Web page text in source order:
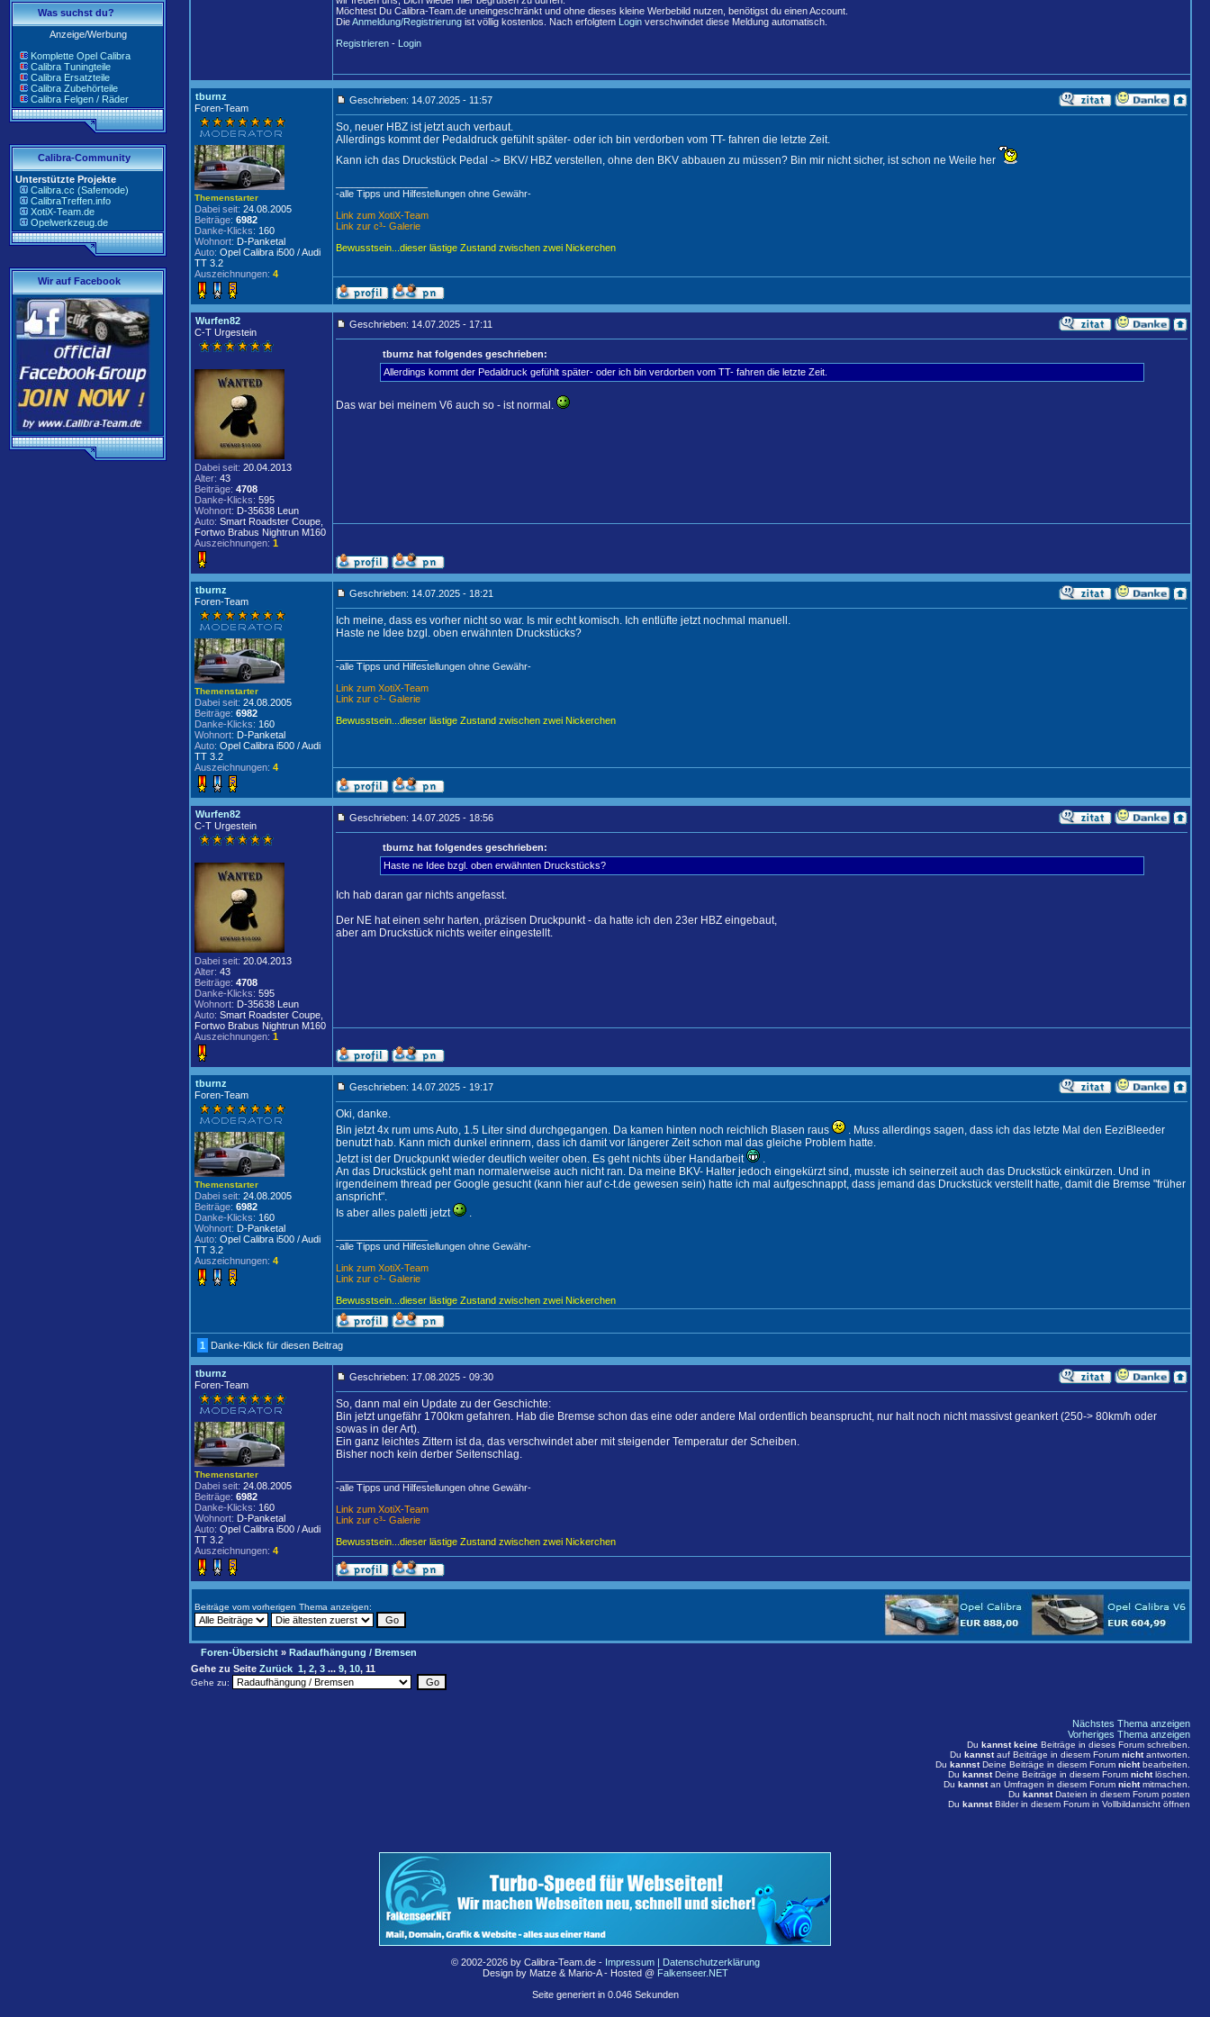
Was suchst du?
Anzeige/Werbung
Komplette Opel Calibra
Calibra Tuningteile
Calibra Ersatzteile
Calibra Zubehörteile
Calibra Felgen / Räder
Calibra-Community
Unterstützte Projekte
Calibra.cc (Safemode)
CalibraTreffen.info
XotiX-Team.de
Opelwerkzeug.de
Wir auf Facebook
Möchtest Du Calibra-Team.de uneingeschränkt und ohne dieses kleine Werbebild nutzen, benötigst du einen Account.
DieAnmeldung/Registrierung ist völlig kostenlos. Nach erfolgtem Login verschwindet diese Meldung automatisch.
Registrieren - Login
tburnz
Foren-Team
Themenstarter
Dabei seit: 24.08.2005
Beiträge: 6982
Danke-Klicks: 160
Wohnort: D-Panketal
Auto: Opel Calibra i500 / Audi
TT 3.2
Auszeichnungen: 4
Geschrieben: 14.07.2025 - 11:57
So, neuer HBZ ist jetzt auch verbaut.
Allerdings kommt der Pedaldruck gefühlt später- oder ich bin verdorben vom TT- fahren die letzte Zeit.
Kann ich das Druckstück Pedal -> BKV/ HBZ verstellen, ohne den BKV abbauen zu müssen? Bin mir nicht sicher, ist schon ne Weile her
-alle Tipps und Hilfestellungen ohne Gewähr-
Link zum XotiX-Team
Link zur c³- Galerie
Bewusstsein...dieser lästige Zustand zwischen zwei Nickerchen
Wurfen82
C-T Urgestein
Dabei seit: 20.04.2013
Alter: 43
Beiträge: 4708
Danke-Klicks: 595
Wohnort: D-35638 Leun
Auto: Smart Roadster Coupe,
Fortwo Brabus Nightrun M160
Auszeichnungen: 1
Geschrieben: 14.07.2025 - 17:11
tburnz hat folgendes geschrieben:
Allerdings kommt der Pedaldruck gefühlt später- oder ich bin verdorben vom TT- fahren die letzte Zeit.
Das war bei meinem V6 auch so - ist normal.
tburnz
Foren-Team
Themenstarter
Dabei seit: 24.08.2005
Beiträge: 6982
Danke-Klicks: 160
Wohnort: D-Panketal
Auto: Opel Calibra i500 / Audi
TT 3.2
Auszeichnungen: 4
Geschrieben: 14.07.2025 - 18:21
Ich meine, dass es vorher nicht so war. Is mir echt komisch. Ich entlüfte jetzt nochmal manuell.
Haste ne Idee bzgl. oben erwähnten Druckstücks?
-alle Tipps und Hilfestellungen ohne Gewähr-
Link zum XotiX-Team
Link zur c³- Galerie
Bewusstsein...dieser lästige Zustand zwischen zwei Nickerchen
Wurfen82
C-T Urgestein
Dabei seit: 20.04.2013
Alter: 43
Beiträge: 4708
Danke-Klicks: 595
Wohnort: D-35638 Leun
Auto: Smart Roadster Coupe,
Fortwo Brabus Nightrun M160
Auszeichnungen: 1
Geschrieben: 14.07.2025 - 18:56
tburnz hat folgendes geschrieben:
Haste ne Idee bzgl. oben erwähnten Druckstücks?
Ich hab daran gar nichts angefasst.
Der NE hat einen sehr harten, präzisen Druckpunkt - da hatte ich den 23er HBZ eingebaut,
aber am Druckstück nichts weiter eingestellt.
tburnz
Foren-Team
Themenstarter
Dabei seit: 24.08.2005
Beiträge: 6982
Danke-Klicks: 160
Wohnort: D-Panketal
Auto: Opel Calibra i500 / Audi
TT 3.2
Auszeichnungen: 4
Geschrieben: 14.07.2025 - 19:17
Oki, danke.
Bin jetzt 4x rum ums Auto, 1.5 Liter sind durchgegangen. Da kamen hinten noch reichlich Blasen raus
. Muss allerdings sagen, dass ich das letzte Mal den EeziBleeder
benutzt hab. Kann mich dunkel erinnern, dass ich damit vor längerer Zeit schon mal das gleiche Problem hatte.
Jetzt ist der Druckpunkt wieder deutlich weiter oben. Es geht nichts über Handarbeit
.
An das Druckstück geht man normalerweise auch nicht ran. Da meine BKV- Halter jedoch eingekürzt sind, musste ich seinerzeit auch das Druckstück einkürzen. Und in
irgendeinem thread per Google gesucht (kann hier auf c-t.de gewesen sein) hatte ich mal aufgeschnappt, dass jemand das Druckstück verstellt hatte, damit die Bremse "früher
anspricht".
Is aber alles paletti jetzt
.
-alle Tipps und Hilfestellungen ohne Gewähr-
Link zum XotiX-Team
Link zur c³- Galerie
Bewusstsein...dieser lästige Zustand zwischen zwei Nickerchen
1 Danke-Klick für diesen Beitrag
tburnz
Foren-Team
Themenstarter
Dabei seit: 24.08.2005
Beiträge: 6982
Danke-Klicks: 160
Wohnort: D-Panketal
Auto: Opel Calibra i500 / Audi
TT 3.2
Auszeichnungen: 4
Geschrieben: 17.08.2025 - 09:30
So, dann mal ein Update zu der Geschichte:
Bin jetzt ungefähr 1700km gefahren. Hab die Bremse schon das eine oder andere Mal ordentlich beansprucht, nur halt noch nicht massivst geankert (250-> 80km/h oder
sowas in der Art).
Ein ganz leichtes Zittern ist da, das verschwindet aber mit steigender Temperatur der Scheiben.
Bisher noch kein derber Seitenschlag.
-alle Tipps und Hilfestellungen ohne Gewähr-
Link zum XotiX-Team
Link zur c³- Galerie
Bewusstsein...dieser lästige Zustand zwischen zwei Nickerchen
Beiträge vom vorherigen Thema anzeigen:
Foren-Übersicht » Radaufhängung / Bremsen
Gehe zu Seite Zurück 1, 2, 3 ... 9, 10, 11
Gehe zu:
Nächstes Thema anzeigen
Vorheriges Thema anzeigen
Du kannst keine Beiträge in dieses Forum schreiben.
Du kannstauf Beiträge in diesem Forum nichtantworten.
Du kannstDeine Beiträge in diesem Forum nichtbearbeiten.
Du kannstDeine Beiträge in diesem Forum nichtlöschen.
Du kannstan Umfragen in diesem Forum nichtmitmachen.
Du kannstDateien in diesem Forum posten
Du kannstBilder in diesem Forum in Vollbildansicht öffnen
© 2002-2026 by Calibra-Team.de - Impressum | Datenschutzerklärung
Design by Matze & Mario-A - Hosted @ Falkenseer.NET
Seite generiert in 0.046 Sekunden